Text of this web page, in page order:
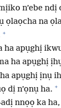
n’ebe ndị
ọlaọcha na
+
ha apụghị
ha apụghị
apụghị ịnụ
dị n’ọnụ ha. +
nnọọ ka ha,